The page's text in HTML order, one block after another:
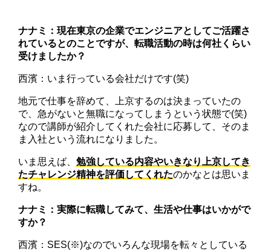
ナナミ：現在東京の企業でエンジニアとしてご活躍さ
れているとのことですが、転職活動の時は何社くらい
受けましたか？
西濱：いま行っている会社だけです(笑)
地元で仕事を辞めて、上京するのは決まっていたの
で、急がないと無職になってしまうという状態で(笑)
なので講師が紹介してくれた会社に応募して、そのま
ま入社という流れになりました。
いま思えば、勉強している内容やいきなり上京してき
たチャレンジ精神を評価してくれたのかなとは思いま
すね。
ナナミ：実際に転職してみて、生活や仕事はいかがで
すか？
西濱：SES(※)なのでいろんな現場を転々としている